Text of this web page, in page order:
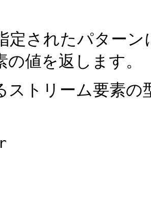
定されたパター
の値を返します。
ストリーム要素